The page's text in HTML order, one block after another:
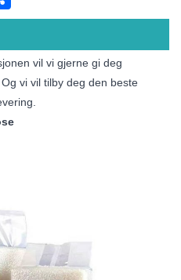
vil vi gjerne gi deg
vi vil tilby deg den beste